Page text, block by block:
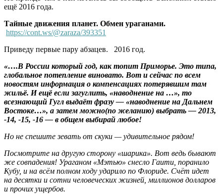
ещё 2016 года.
Тайные движения планет. Обмен ураганами.
https://cont.ws/@zaraza/393351
Приведу первые пару абзацев. 2016 год.
«….В России который год, как топит Приморье. Это типа,
глобальное потепление виновато. Вот и сейчас по всем
новостям информация о компенсациях потерявшим там
жильё. И ещё если загуглить, «наводнение на …», то
всезнающий Гугл выдаёт фразу — «наводнение на Дальнем
Востоке…», а затем можно(по желанию) выбрать — 2013,
-14, -15, -16 — в общем выбирай любое!
Но не спешите зевать от скуки — удивительное рядом!
Посмотрите на другую сторону «шарика». Вот ведь бывают
же совпадения! Ураганом «Мэтью» снесло Гаити, поранило
Кубу, и на всём полном ходу ударило по Флориде. Счёт идет
на десятки и сотни человеческих жизней, миллионов долларов
и прочих ущербов.